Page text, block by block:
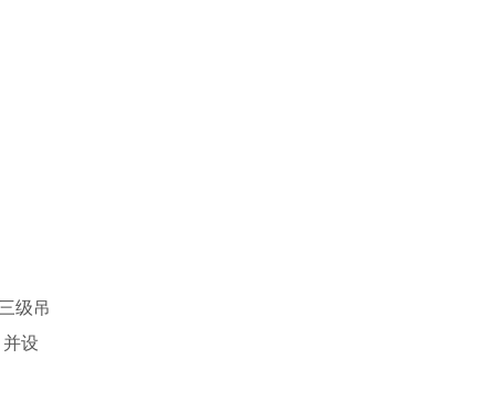
级吊
设